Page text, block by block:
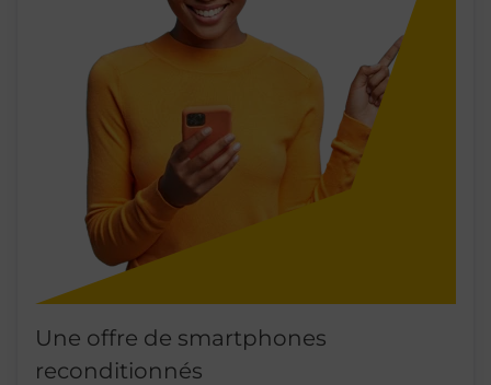
Une offre de smartphones
reconditionnés